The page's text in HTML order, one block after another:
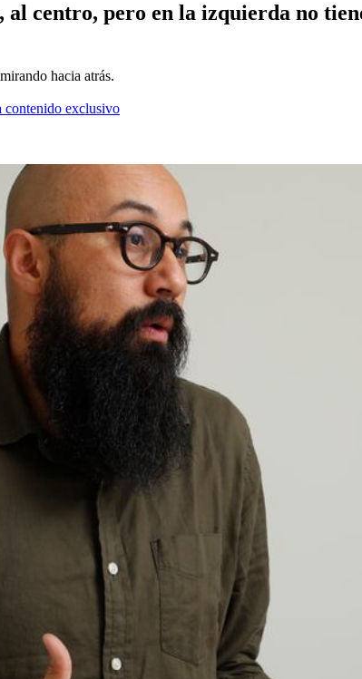
al centro, pero en la izquierda no
hacia atrás.
contenido exclusivo